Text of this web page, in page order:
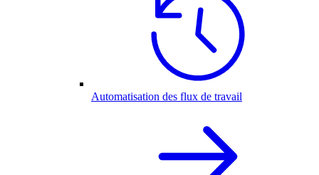
Automatisation des flux de travail